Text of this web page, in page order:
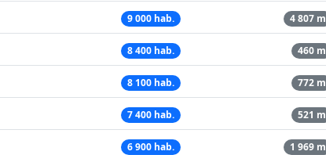
9 000 hab. 4 807 m
8 400 hab. 460 m
8 100 hab. 772 m
7 400 hab. 521 m
6 900 hab. 1 969 m